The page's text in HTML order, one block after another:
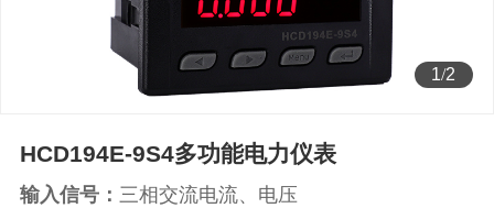
1/2
HCD194E-9S4多功能电力仪表
输入信号： 三相交流电流、电压